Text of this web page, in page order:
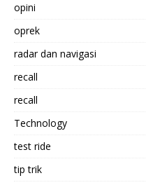
opini
oprek
radar dan navigasi
recall
recall
Technology
test ride
tip trik